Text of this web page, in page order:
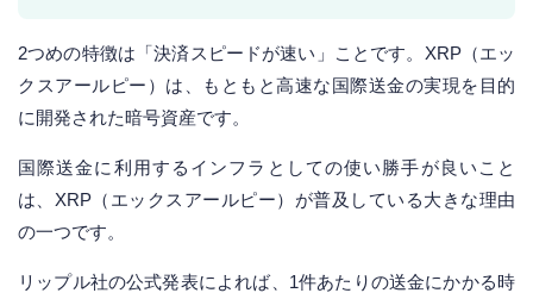
2つめの特徴は「決済スピードが速い」ことです。XRP（エッ
クスアールピー）は、もともと高速な国際送金の実現を目的
に開発された暗号資産です。
国際送金に利用するインフラとしての使い勝手が良いこと
は、XRP（エックスアールピー）が普及している大きな理由
の一つです。
リップル社の公式発表によれば、1件あたりの送金にかかる時